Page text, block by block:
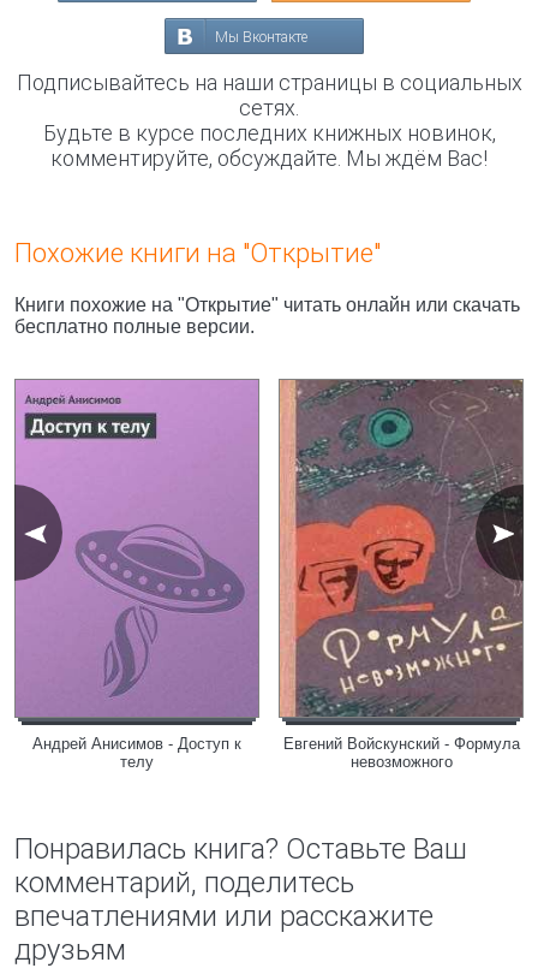
Мы Вконтакте
Подписывайтесь на наши страницы в социальных
сетях.
Будьте в курсе последних книжных новинок,
комментируйте, обсуждайте. Мы ждём Вас!
Похожие книги на "Открытие"
Книги похожие на "Открытие" читать онлайн или скачать
бесплатно полные версии.
Андрей Анисимов - Доступ к
телу
Евгений Войскунский - Формула
невозможного
Понравилась книга? Оставьте Ваш
комментарий, поделитесь
впечатлениями или расскажите
друзьям